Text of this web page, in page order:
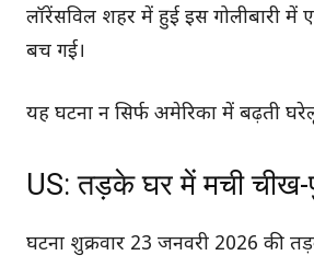
लॉरेंसविल शहर में हुई इस गोलीबारी में
बच गई।
यह घटना न सिर्फ अमेरिका में बढ़ती
US: तड़के घर में मची चीख-
घटना शुक्रवार 23 जनवरी 2026 की